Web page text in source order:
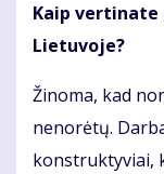
Kaip
Lietuvoje?
Žinoma, kad
nenorėtų.
konstruktyviai,